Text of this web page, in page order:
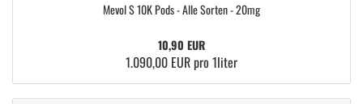
Mevol S 10K Pods - Alle Sorten - 20mg
10,90 EUR
1.090,00 EUR pro 1liter